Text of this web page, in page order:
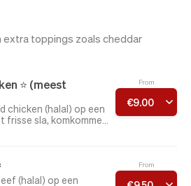
extra toppings zoals cheddar
⭐️ (meest
chicken (halal) op een
sla, komkommer
· truffel &
knoflooksaus
From
€9.00
(halal) op een
From